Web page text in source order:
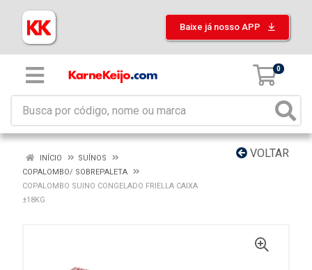
Baixe já nosso APP
0
VOLTAR
INÍCIO
SUÍNOS
COPALOMBO/ SOBREPALETA
COPALOMBO SUINO CONGELADO FRIELLA CAIXA
±18KG